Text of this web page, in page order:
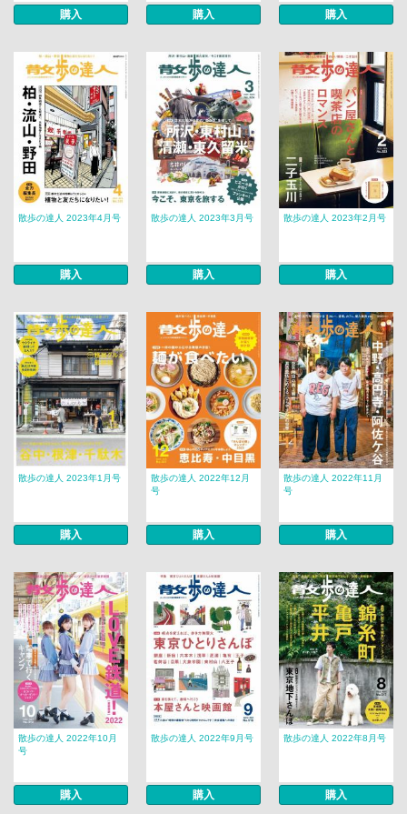
購入 購入 購入
散歩の達人 2023年4月号
購入
散歩の達人 2023年3月号
購入
散歩の達人 2023年2月号
購入
散歩の達人 2023年1月号
購入
散歩の達人 2022年12月
号
購入
散歩の達人 2022年11月
号
購入
散歩の達人 2022年10月
号
購入
散歩の達人 2022年9月号
購入
散歩の達人 2022年8月号
購入